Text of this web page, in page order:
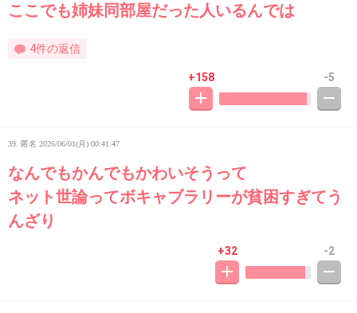
ここでも姉妹同部屋だった人いるんでは
4件の返信
+158 -5
39. 匿名 2026/06/01(月) 00:41:47
なんでもかんでもかわいそうって
ネット世論ってボキャブラリーが貧困すぎてう
んざり
+32 -2